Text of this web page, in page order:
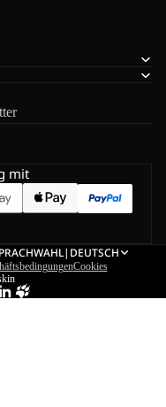
mit
| DEUTSCH
Cookies